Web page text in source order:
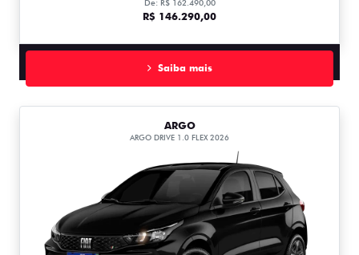
De: R$ 162.490,00
R$ 146.290,00
Saiba mais
ARGO
ARGO DRIVE 1.0 FLEX 2026